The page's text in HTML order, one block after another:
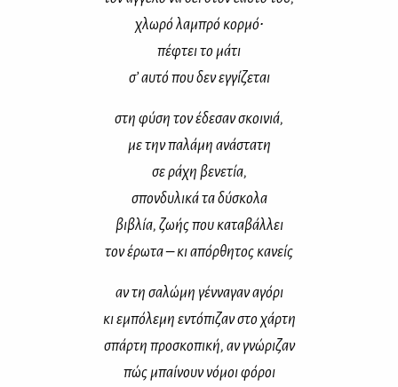
χλω­ρό λα­μπρό κορ­μό∙
πέ­φτει το μά­τι
σ’ αυ­τό που δεν εγ­γί­ζε­ται
στη φύ­ση τον έδε­σαν σκοι­νιά,
με την πα­λά­μη ανά­στα­τη
σε ρά­χη βε­νε­τία,
σπον­δυ­λι­κά τα δύ­σκο­λα
βι­βλία, ζω­ής που κα­τα­βάλ­λει
τον έρω­τα – κι απόρ­θη­τος κα­νείς
αν τη σα­λώ­μη γέν­να­γαν αγό­ρι
κι εμπό­λε­μη εντό­πι­ζαν στο χάρ­τη
σπάρ­τη προ­σκο­πι­κή, αν γνώ­ρι­ζαν
πώς μπαί­νουν νό­μοι φό­ροι